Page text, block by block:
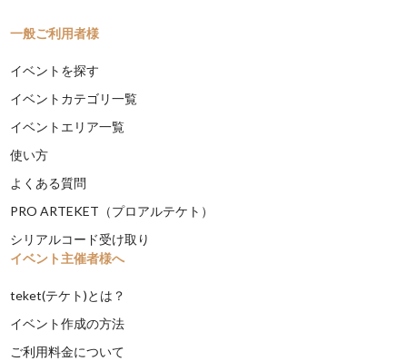
一般ご利用者様
イベントを探す
イベントカテゴリ一覧
イベントエリア一覧
使い方
よくある質問
PRO ARTEKET（プロアルテケト）
シリアルコード受け取り
イベント主催者様へ
teket(テケト)とは？
イベント作成の方法
ご利用料金について